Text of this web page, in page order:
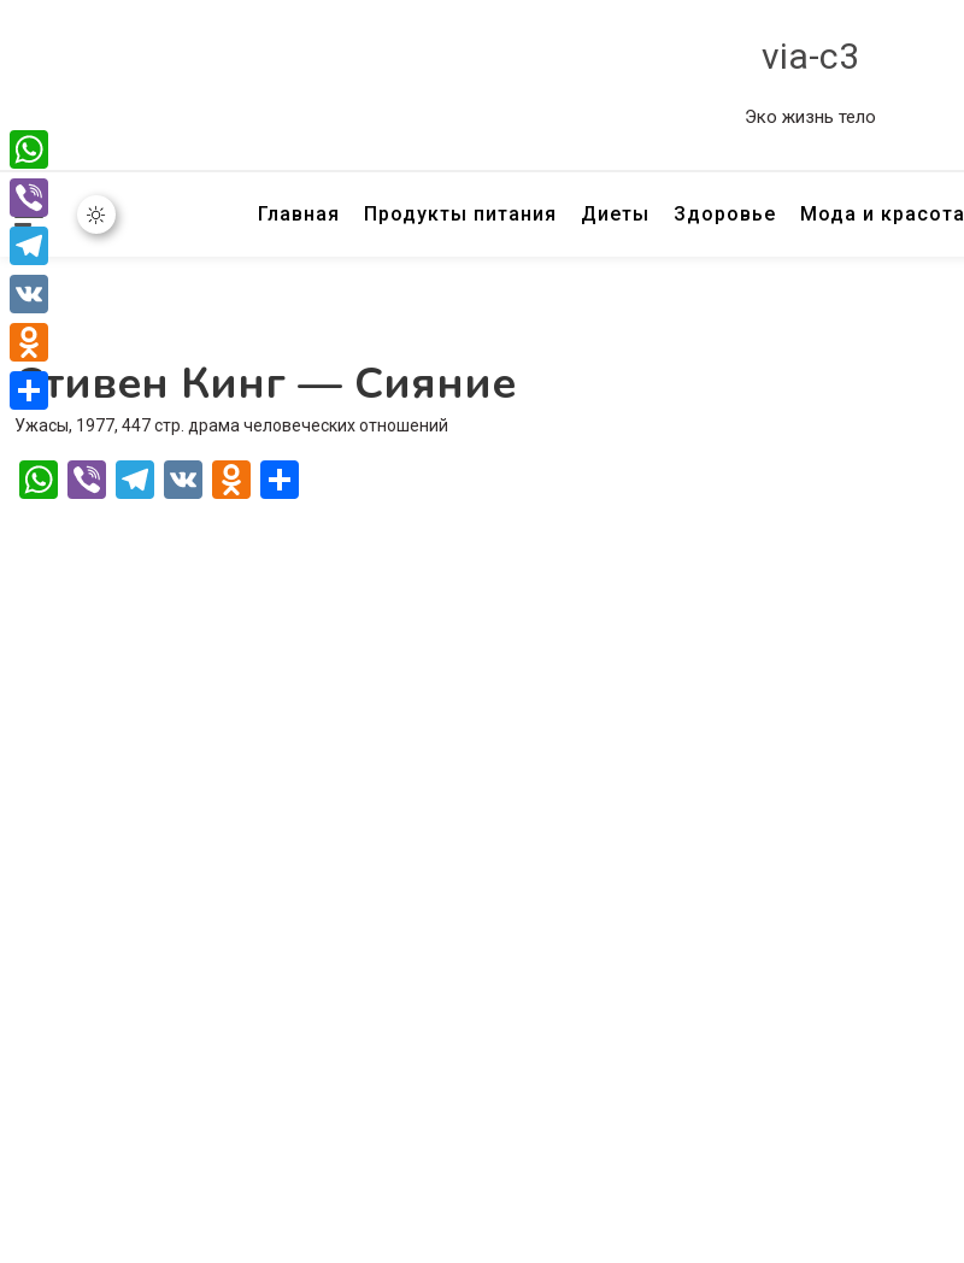
via-c3
Эко жизнь тело
Главная Продукты питания Диеты Здоровье Мода и красота
Стивен Кинг — Сияние
Ужасы, 1977, 447 стр. драма человеческих отношений
WhatsApp
ViberTelegram
VK Odnoklassniki
WhatsApp
Viber
Telegram
VK
Odnoklassniki
Отправить